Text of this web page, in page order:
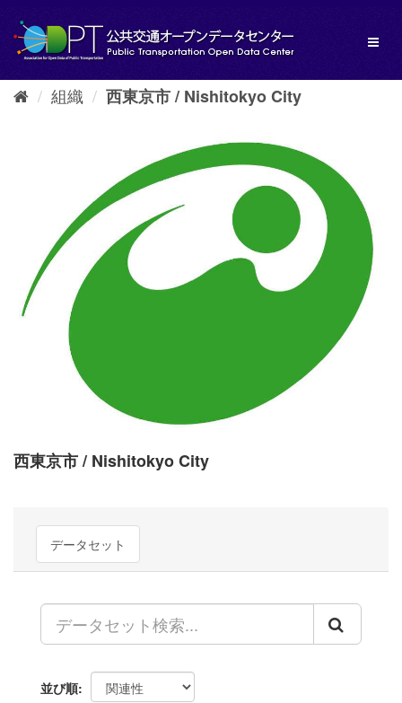
し
組織 西東京市 / Nishitokyo City
西東京市 / Nishitokyo City
データセット
並び順